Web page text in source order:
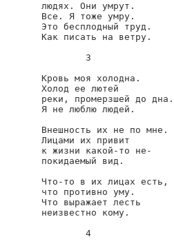
людях. Они умрут.
Все. Я тоже умру.
Это бесплодный труд.
Как писать на ветру.
        3
Кровь моя холодна.
Холод ее лютей
реки, промерзшей до дна.
Я не люблю людей.
Внешность их не по мне.
Лицами их привит
к жизни какой-то не-
покидаемый вид.
Что-то в их лицах есть,
что противно уму.
Что выражает лесть
неизвестно кому.
        4